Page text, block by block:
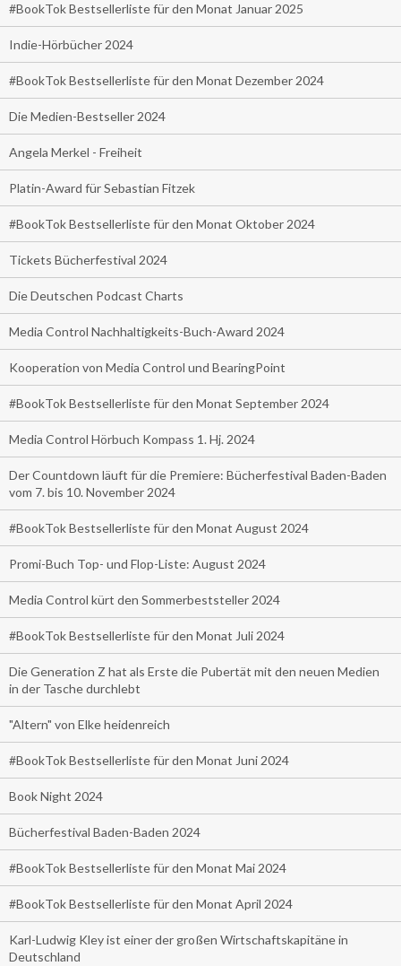
#BookTok Bestsellerliste für den Monat Januar 2025
Indie-Hörbücher 2024
#BookTok Bestsellerliste für den Monat Dezember 2024
Die Medien-Bestseller 2024
Angela Merkel - Freiheit
Platin-Award für Sebastian Fitzek
#BookTok Bestsellerliste für den Monat Oktober 2024
Tickets Bücherfestival 2024
Die Deutschen Podcast Charts
Media Control Nachhaltigkeits-Buch-Award 2024
Kooperation von Media Control und BearingPoint
#BookTok Bestsellerliste für den Monat September 2024
Media Control Hörbuch Kompass 1. Hj. 2024
Der Countdown läuft für die Premiere: Bücherfestival Baden-Baden
vom 7. bis 10. November 2024
#BookTok Bestsellerliste für den Monat August 2024
Promi-Buch Top- und Flop-Liste: August 2024
Media Control kürt den Sommerbeststeller 2024
#BookTok Bestsellerliste für den Monat Juli 2024
Die Generation Z hat als Erste die Pubertät mit den neuen Medien
in der Tasche durchlebt
"Altern" von Elke heidenreich
#BookTok Bestsellerliste für den Monat Juni 2024
Book Night 2024
Bücherfestival Baden-Baden 2024
#BookTok Bestsellerliste für den Monat Mai 2024
#BookTok Bestsellerliste für den Monat April 2024
Karl-Ludwig Kley ist einer der großen Wirtschaftskapitäne in
Deutschland